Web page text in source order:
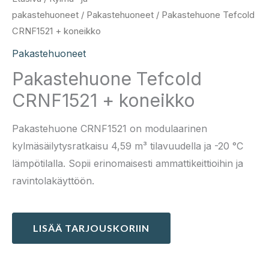
pakastehuoneet / Pakastehuoneet / Pakastehuone Tefcold
CRNF1521 + koneikko
Pakastehuoneet
Pakastehuone Tefcold
CRNF1521 + koneikko
Pakastehuone CRNF1521 on modulaarinen
kylmäsäilytysratkaisu 4,59 m³ tilavuudella ja -20 °C
lämpötilalla. Sopii erinomaisesti ammattikeittioihin ja
ravintolakäyttöön.
LISÄÄ TARJOUSKORIIN